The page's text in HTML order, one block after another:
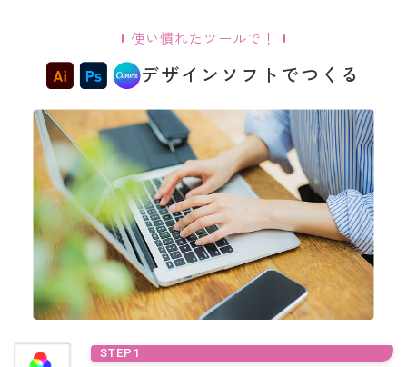
使い慣れたツールで！
デザインソフトでつくる
STEP1